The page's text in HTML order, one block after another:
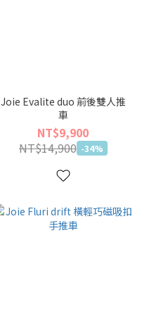
Joie Evalite duo 前後雙人推
車
NT$9,900
NT$14,900 -34%